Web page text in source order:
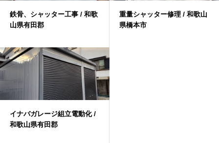
鉄骨、シャッター工事 / 和歌
山県有田郡
重量シャッター修理 / 和歌山
県橋本市
イナバガレージ組立電動化 /
和歌山県有田郡